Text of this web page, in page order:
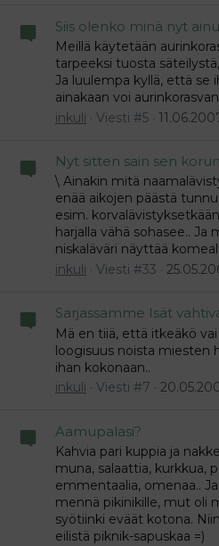
Siis olenko minä nyt
Meillä käytetään
tarpeeksi tuosta
Ja luulempa kyllä, että se
ainakaan voi
inkuli
Viesti #5
Nyt sitten sain sen
\ Ainakin mitä
enää aikojen päästä
esim.
harjalla vähä sohasee..
niskaläväri näyttää
inkuli
Viesti #33
Sarjassamme Isät
Mä en tiiä, että itkeäkö
loogisuus noista miesten
ihan kokonaan..
inkuli
Viesti #7
Aamupalasi?
Kahvia pari kuppia ja
muna, salaattia, kurkkua,
emmentaalia, omenaa..
mennä pikinikille, mut oli
syötiinki eväät kotona.
eilistä piknik-sapuskaa =)